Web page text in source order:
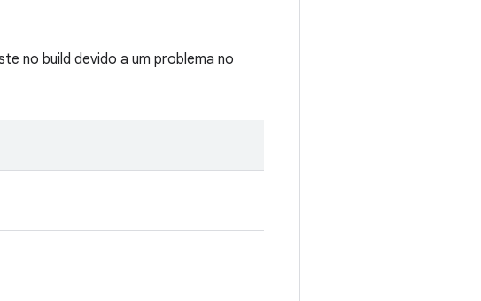
no build devido a um problema no